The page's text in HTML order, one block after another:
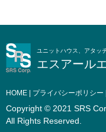
ユニットハウス、アタッ
エスアール
HOME プライバシーポリシー
Copyright © 2021 SRS
All Rights Reserved.